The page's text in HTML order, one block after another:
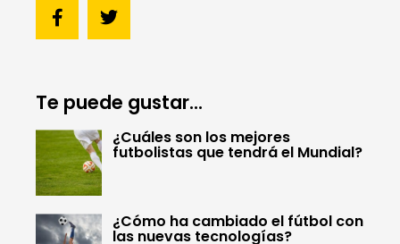
Te puede gustar...
¿Cuáles son los mejores
futbolistas que tendrá el Mundial?
¿Cómo ha cambiado el fútbol con
las nuevas tecnologías?